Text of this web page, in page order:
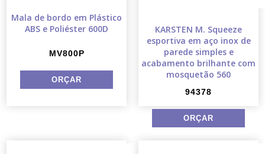
Mala de bordo em Plástico
ABS e Poliéster 600D
MV800P
KARSTEN M. Squeeze
esportiva em aço inox de
parede simples e
acabamento brilhante com
mosquetão 560
94378